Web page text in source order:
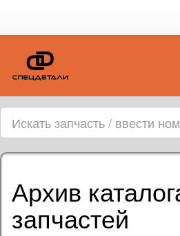
Архив
запчастей